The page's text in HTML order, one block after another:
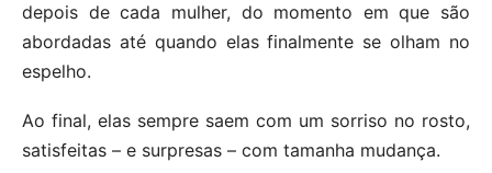
depois de cada mulher, do momento em que são
abordadas até quando elas finalmente se olham no
espelho.
Ao final, elas sempre saem com um sorriso no rosto,
satisfeitas – e surpresas – com tamanha mudança.